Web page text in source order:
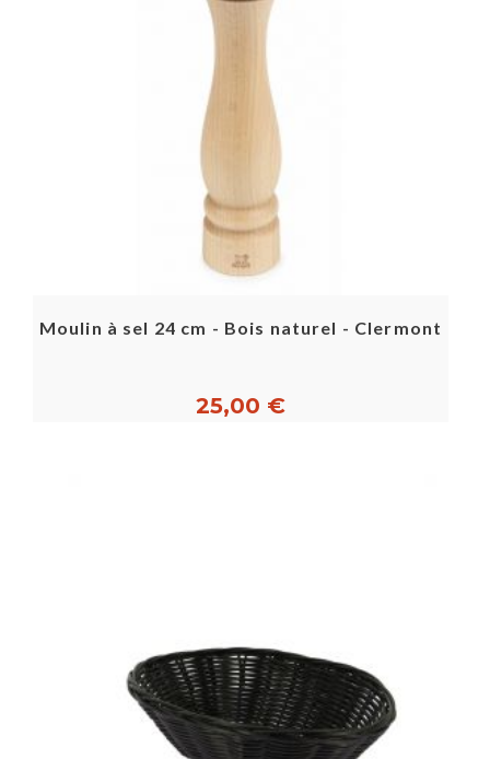
Moulin à sel 24 cm - Bois naturel - Clermont
25,00 €